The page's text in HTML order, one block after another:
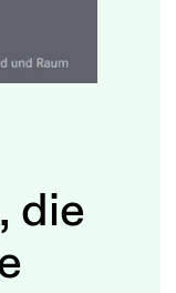
die